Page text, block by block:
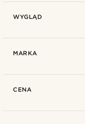
WYGLĄD
MARKA
CENA